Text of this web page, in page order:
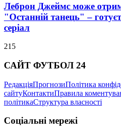
Леброн Джеймс може
"Останній танець" –
серіал
215
САЙТ ФУТБОЛ 24
РедакціяПрогнозиПолітика
сайтуКонтактиПравила
політикаСтруктура власності
Соціальні мережі